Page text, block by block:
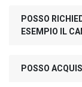
POSSO
ESEMPIO IL
POSSO